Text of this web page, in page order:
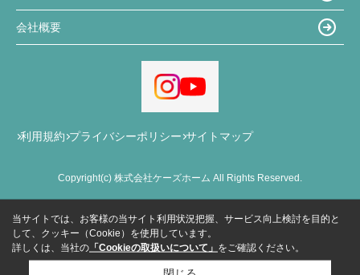
会社概要
利用規約 プライバシーポリシー サイトマップ
Copyright(c) 株式会社ケーズホーム All Rights Reserved.
当サイトでは、お客様の当サイト利用状況把握、サービス向上検討を目的と
して、クッキー（Cookie）を使用しています。
詳しくは、当社の 「Cookieの取扱いについて」 をご確認ください。